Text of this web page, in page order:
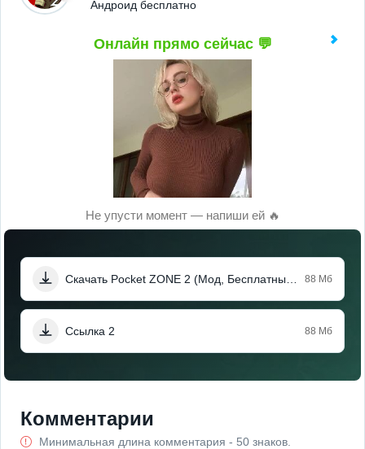
Андроид бесплатно
Онлайн прямо сейчас 💬
Не упусти момент — напиши ей 🔥
88 Мб
Ссылка 2 88 Мб
Комментарии
Минимальная длина комментария - 50 знаков.